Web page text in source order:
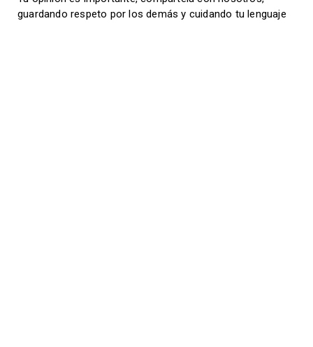
guardando respeto por los demás y cuidando tu lenguaje